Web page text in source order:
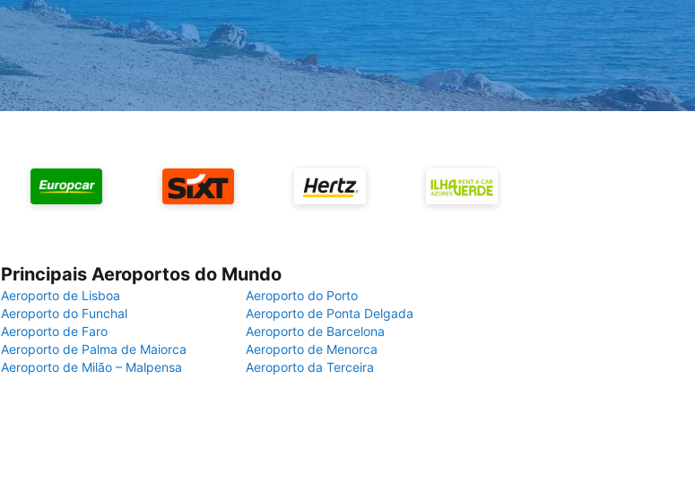
Principais Aeroportos do Mundo
Aeroporto de Lisboa
Aeroporto do Porto
Aeroporto do Funchal
Aeroporto de Ponta Delgada
Aeroporto de Faro
Aeroporto de Barcelona
Aeroporto de Palma de Maiorca
Aeroporto de Menorca
Aeroporto de Milão – Malpensa
Aeroporto da Terceira